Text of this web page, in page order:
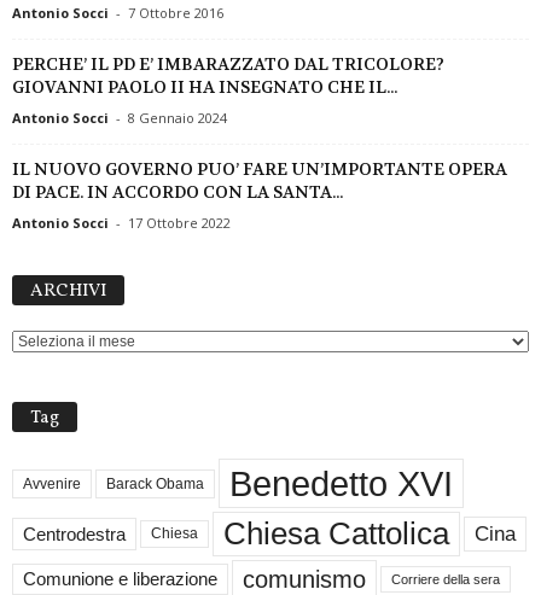
Antonio Socci - 7 Ottobre 2016
PERCHE’ IL PD E’ IMBARAZZATO DAL TRICOLORE?
GIOVANNI PAOLO II HA INSEGNATO CHE IL...
Antonio Socci - 8 Gennaio 2024
IL NUOVO GOVERNO PUO’ FARE UN’IMPORTANTE OPERA
DI PACE. IN ACCORDO CON LA SANTA...
Antonio Socci - 17 Ottobre 2022
ARCHIVI
Tag
Avvenire Barack Obama Benedetto XVI
Centrodestra Chiesa Chiesa Cattolica Cina
Comunione e liberazione comunismo Corriere della sera